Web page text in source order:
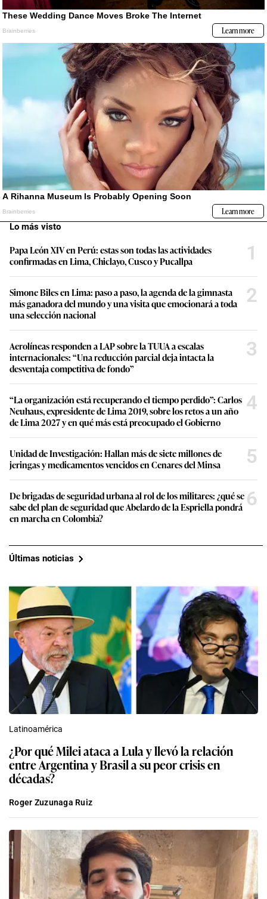
Lo más visto
Papa León XIV en Perú: estas son todas las actividades
confirmadas en Lima, Chiclayo, Cusco y Pucallpa
1
Simone Biles en Lima: paso a paso, la agenda de la gimnasta
más ganadora del mundo y una visita que emocionará a toda
una selección nacional
2
Aerolíneas responden a LAP sobre la TUUA a escalas
internacionales: “Una reducción parcial deja intacta la
desventaja competitiva de fondo”
3
“La organización está recuperando el tiempo perdido”: Carlos
Neuhaus, expresidente de Lima 2019, sobre los retos a un año
de Lima 2027 y en qué más está preocupado el Gobierno
4
Unidad de Investigación: Hallan más de siete millones de
jeringas y medicamentos vencidos en Cenares del Minsa
5
De brigadas de seguridad urbana al rol de los militares: ¿qué se
sabe del plan de seguridad que Abelardo de la Espriella pondrá
en marcha en Colombia?
6
Últimas noticias
Latinoamérica
¿Por qué Milei ataca a Lula y llevó la relación
entre Argentina y Brasil a su peor crisis en
décadas?
Roger Zuzunaga Ruiz